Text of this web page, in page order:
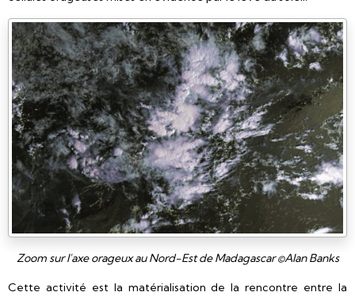
Zoom sur l'axe orageux au Nord-Est de Madagascar ©Alan Banks
Cette activité est la matérialisation de la rencontre entre la